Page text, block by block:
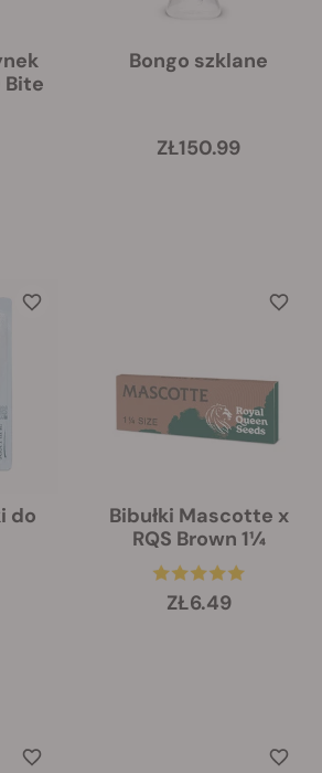
Bite
Bongo szklane
ZŁ150.99
do
Bibułki Mascotte x
RQS Brown 1¼
ZŁ6.49